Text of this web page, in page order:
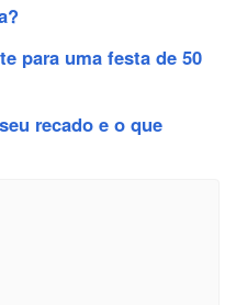
para uma festa de 50
recado e o que